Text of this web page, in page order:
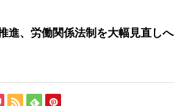
進、労働関係法制を大幅見直しへ